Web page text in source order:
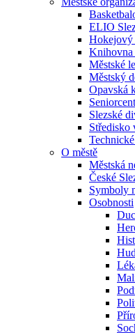
ELIO
Hokejový
Knihovna
Městské
Městský
Opavská
Slezské
Středisko
O městě
Městská
České
Symboly
Osobnosti